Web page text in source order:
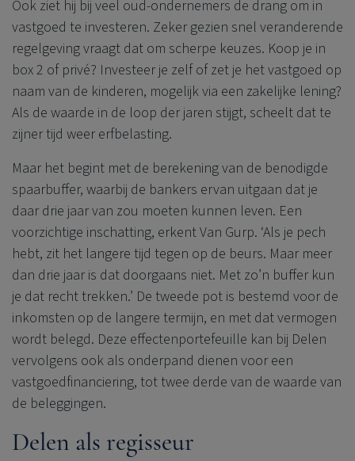
Ook ziet hij bij veel oud-ondernemers de drang om in
vastgoed te investeren. Zeker gezien snel veranderende
regelgeving vraagt dat om scherpe keuzes. Koop je in
box 2 of privé? Investeer je zelf of zet je het vastgoed op
naam van de kinderen, mogelijk via een zakelijke lening?
Als de waarde in de loop der jaren stijgt, scheelt dat te
zijner tijd weer erfbelasting.
Maar het begint met de berekening van de benodigde
spaarbuffer, waarbij de bankers ervan uitgaan dat je
daar drie jaar van zou moeten kunnen leven. Een
voorzichtige inschatting, erkent Van Gurp. ‘Als je pech
hebt, zit het langere tijd tegen op de beurs. Maar meer
dan drie jaar is dat doorgaans niet. Met zo’n buffer kun
je dat recht trekken.’ De tweede pot is bestemd voor de
inkomsten op de langere termijn, en met dat vermogen
wordt belegd. Deze effectenportefeuille kan bij Delen
vervolgens ook als onderpand dienen voor een
vastgoedfinanciering, tot twee derde van de waarde van
de beleggingen.
Delen als regisseur